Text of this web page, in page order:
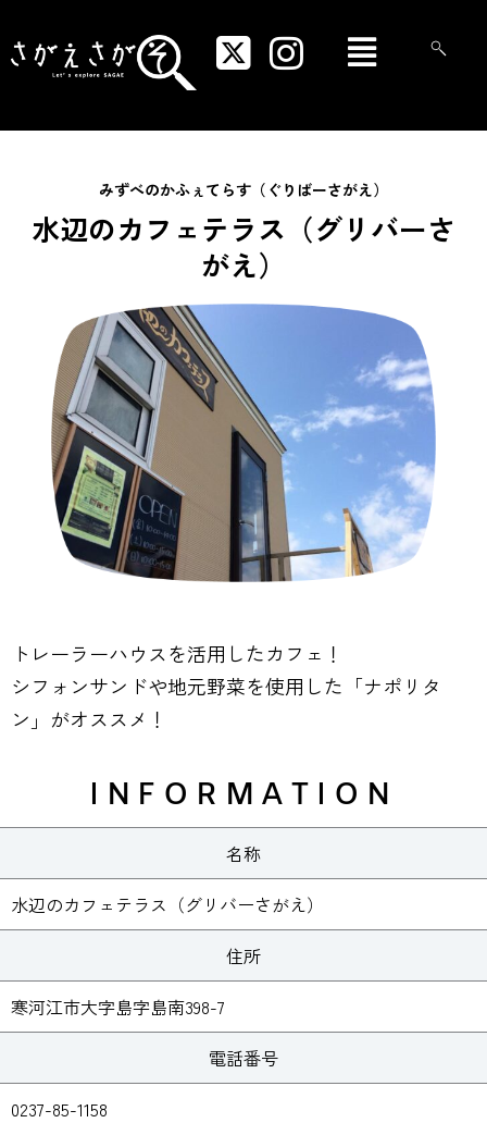
を
メ
ニ
みずべのかふぇてらす（ぐりばーさがえ）
水辺のカフェテラス（グリバーさ
がえ）
トレーラーハウスを活用したカフェ！
シフォンサンドや地元野菜を使用した「ナポリタ
ン」がオススメ！
INFORMATION
名称
水辺のカフェテラス（グリバーさがえ）
住所
寒河江市大字島字島南398-7
電話番号
0237-85-1158